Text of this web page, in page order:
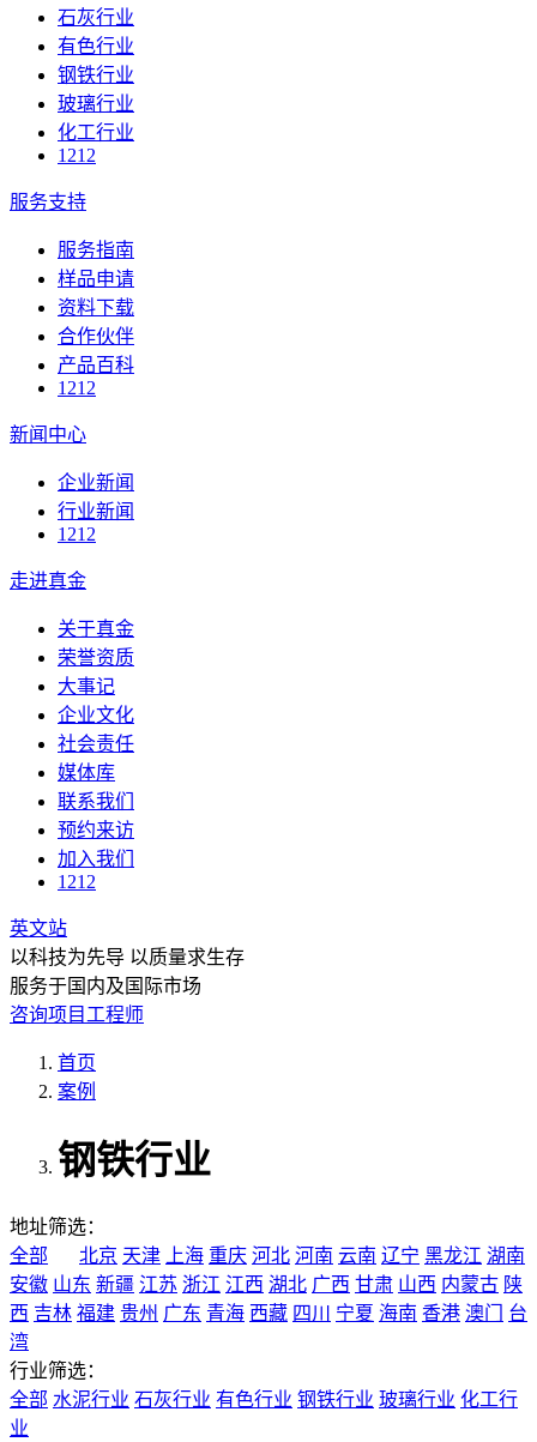
石灰行业
有色行业
钢铁行业
玻璃行业
化工行业
1212
服务支持
服务指南
样品申请
资料下载
合作伙伴
产品百科
1212
新闻中心
企业新闻
行业新闻
1212
走进真金
关于真金
荣誉资质
大事记
企业文化
社会责任
媒体库
联系我们
预约来访
加入我们
1212
英文站
以科技为先导 以质量求生存
服务于国内及国际市场
咨询项目工程师
首页
案例
钢铁行业
地址筛选：
全部
北京 天津 上海 重庆 河北 河南 云南 辽宁 黑龙江 湖南
安徽 山东 新疆 江苏 浙江 江西 湖北 广西 甘肃 山西 内蒙古 陕
西 吉林 福建 贵州 广东 青海 西藏 四川 宁夏 海南 香港 澳门
台
湾
行业筛选：
全部 水泥行业 石灰行业 有色行业 钢铁行业 玻璃行业 化工行
业